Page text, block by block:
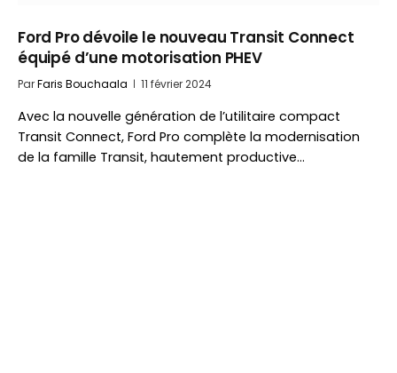
Ford Pro dévoile le nouveau Transit Connect
équipé d’une motorisation PHEV
ParFaris Bouchaala 11 février 2024
Avec la nouvelle génération de l’utilitaire compact
Transit Connect, Ford Pro complète la modernisation
de la famille Transit, hautement productive…